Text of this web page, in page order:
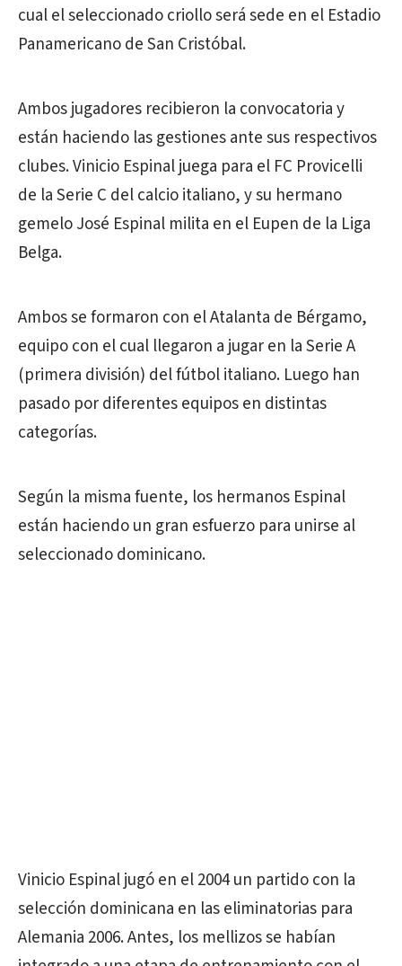
cual el seleccionado criollo será sede en el Estadio
Panamericano de San Cristóbal.
Ambos jugadores recibieron la convocatoria y
están haciendo las gestiones ante sus respectivos
clubes. Vinicio Espinal juega para el FC Provicelli
de la Serie C del calcio italiano, y su hermano
gemelo José Espinal milita en el Eupen de la Liga
Belga.
Ambos se formaron con el Atalanta de Bérgamo,
equipo con el cual llegaron a jugar en la Serie A
(primera división) del fútbol italiano. Luego han
pasado por diferentes equipos en distintas
categorías.
Según la misma fuente, los hermanos Espinal
están haciendo un gran esfuerzo para unirse al
seleccionado dominicano.
Vinicio Espinal jugó en el 2004 un partido con la
selección dominicana en las eliminatorias para
Alemania 2006. Antes, los mellizos se habían